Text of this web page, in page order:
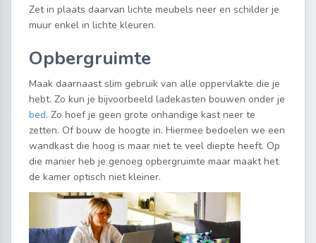
Zet in plaats daarvan lichte meubels neer en schilder je
muur enkel in lichte kleuren.
Opbergruimte
Maak daarnaast slim gebruik van alle oppervlakte die je
hebt. Zo kun je bijvoorbeeld ladekasten bouwen onder je
bed. Zo hoef je geen grote onhandige kast neer te
zetten. Of bouw de hoogte in. Hiermee bedoelen we een
wandkast die hoog is maar niet te veel diepte heeft. Op
die manier heb je genoeg opbergruimte maar maakt het
de kamer optisch niet kleiner.